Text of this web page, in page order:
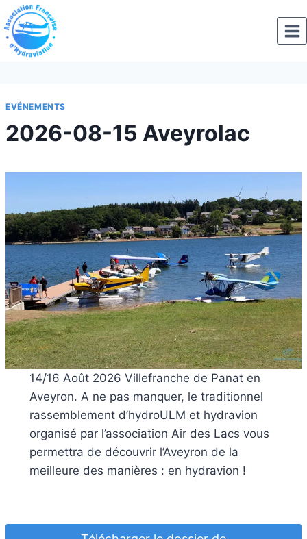
Aller
au
contenu
EVÉNEMENTS
2026-08-15 Aveyrolac
14/16 Août 2026 Villefranche de Panat en
Aveyron. A ne pas manquer, le traditionnel
rassemblement d’hydroULM et hydravion
organisé par l’association Air des Lacs vous
permettra de découvrir l’Aveyron de la
meilleure des manières : en hydravion !